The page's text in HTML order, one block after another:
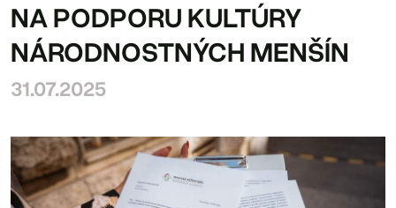
NA PODPORU KULTÚRY
NÁRODNOSTNÝCH MENŠÍN
31.07.2025